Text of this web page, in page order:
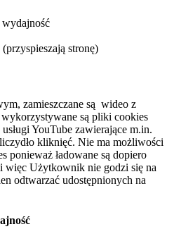
wydajność
stronę)
zamieszczane są wideo z
są pliki cookies
YouTube zawierające m.in.
kliknięć. Nie ma możliwości
ponieważ ładowane są dopiero
więc Użytkownik nie godzi się na
odtwarzać udostępnionych na